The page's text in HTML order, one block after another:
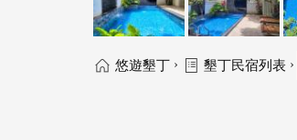
悠遊墾丁 › 墾丁民宿列表 ›